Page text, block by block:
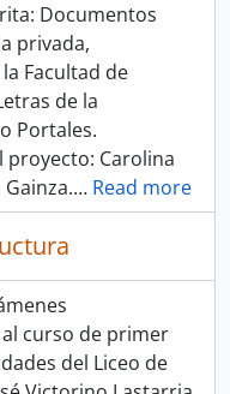
Documentos
privada,
Facultad de
de la
Portales.
proyecto: Carolina
… Read more
curso de primer
del Liceo de